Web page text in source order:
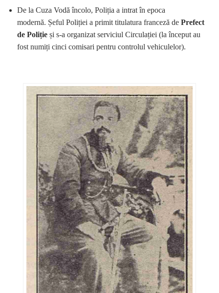
De la Cuza Vodă încolo, Poliția a intrat în epoca
modernă. Șeful Poliției a primit titulatura franceză de Prefect
de Poliție și s-a organizat serviciul Circulației (la început au
fost numiți cinci comisari pentru controlul vehiculelor).